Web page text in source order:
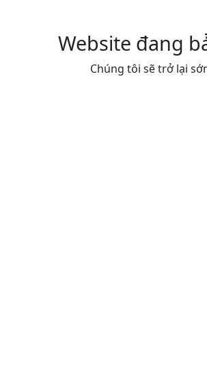
Website đang
Chúng tôi sẽ trở lại